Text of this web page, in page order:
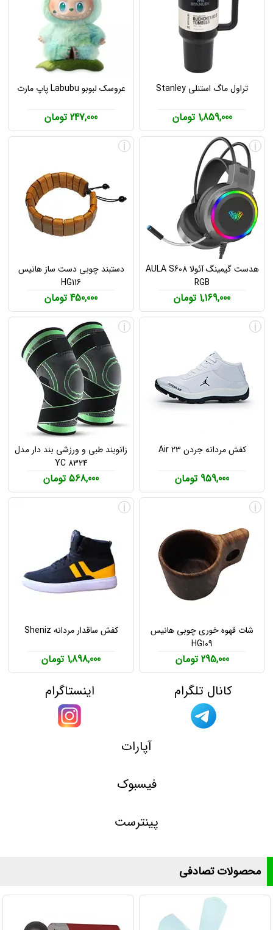
تراول ماگ استنلی Stanley
1,859,000 تومان
عروسک لبوبو Labubu پاپ مارت
247,000 تومان
هدست گیمینگ آئولا AULA S608
RGB
1,169,000 تومان
i
دستبند چوبی دست ساز هانیس
HG116
450,000 تومان
i
کفش مردانه جردن Air 23
959,000 تومان
i
زانوبند طبی و ورزشی بند دار مدل
YC 8324
568,000 تومان
i
شات قهوه خوری چوبی هانیس
HG109
295,000 تومان
i
کفش ساقدار مردانه Sheniz
1,898,000 تومان
i
کانال تلگرام اینستاگرام
آپارات
فیسبوک
پینترست
محصولات تصادفی